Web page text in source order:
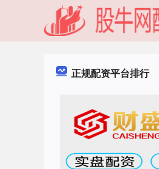
正规配资平台排行